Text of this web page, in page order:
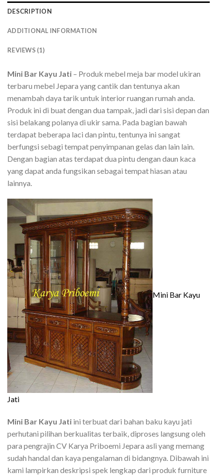
DESCRIPTION
ADDITIONAL INFORMATION
REVIEWS (1)
Mini Bar Kayu Jati – Produk mebel meja bar model ukiran
terbaru mebel Jepara yang cantik dan tentunya akan
menambah daya tarik untuk interior ruangan rumah anda.
Produk ini di buat dengan dua tampak, jadi dari sisi depan dan
sisi belakang polanya di ukir sama. Pada bagian bawah
terdapat beberapa laci dan pintu, tentunya ini sangat
berfungsi sebagi tempat penyimpanan gelas dan lain lain.
Dengan bagian atas terdapat dua pintu dengan daun kaca
yang dapat anda fungsikan sebagai tempat hiasan atau
lainnya.
Mini Bar Kayu
Jati
Mini Bar Kayu Jati ini terbuat dari bahan baku kayu jati
perhutani pilihan berkualitas terbaik, diproses langsung oleh
para pengrajin CV Karya Priboemi Jepara asli yang memang
sudah handal dan kaya pengalaman di bidangnya. Dibawah ini
kami lampirkan deskripsi spek lengkap dari produk furniture